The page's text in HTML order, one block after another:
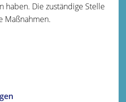
haben. Die zuständige Stelle
Maßnahmen.